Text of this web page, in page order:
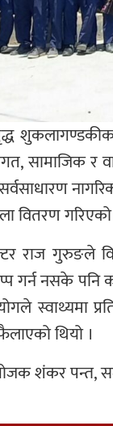
शुकलागण्डकीका
सामाजिक र
वितरण
राज गुरुङले
गर्न नसके पनि
स्वाथ्यमा
थियो ।
शंकर पन्त,